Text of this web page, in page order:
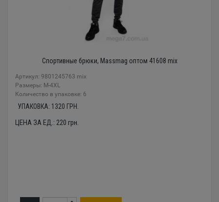
Спортивные брюки, Massmag оптом 41608 mix
Артикул: 9801245763 mix
Размеры: M-4XL
Количество в упаковке: 6
УПАКОВКА: 1320 ГРН.
ЦЕНА ЗА ЕД.: 220 грн.